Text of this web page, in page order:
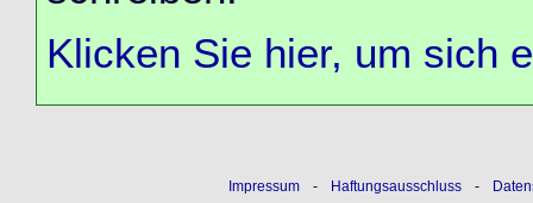
Klicken Sie hier, um sich
Impressum - Haftungsausschluss -